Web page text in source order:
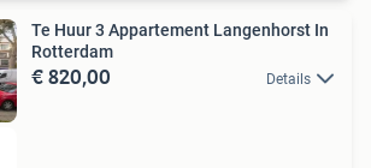
Te Huur 3 Appartement Langenhorst In
Rotterdam
€ 820,00 Details